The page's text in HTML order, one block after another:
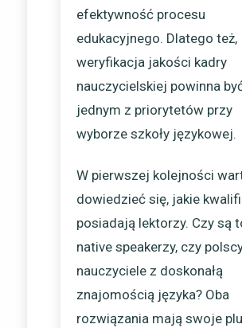
efektywność procesu
edukacyjnego. Dlatego też,
weryfikacja jakości kadry
nauczycielskiej powinna
jednym z priorytetów przy
wyborze szkoły językowej.
W pierwszej kolejności
dowiedzieć się, jakie
posiadają lektorzy. Czy są
native speakerzy, czy
nauczyciele z doskonałą
znajomością języka? Oba
rozwiązania mają swoje